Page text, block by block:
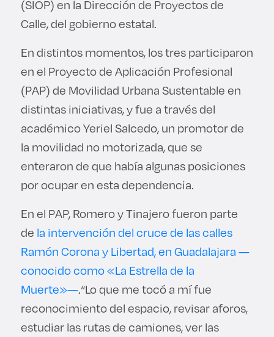
(SIOP) en la Dirección de Proyectos de
Calle, del gobierno estatal.
En distintos momentos, los tres participaron
en el Proyecto de Aplicación Profesional
(PAP) de Movilidad Urbana Sustentable en
distintas iniciativas, y fue a través del
académico Yeriel Salcedo, un promotor de
la movilidad no motorizada, que se
enteraron de que había algunas posiciones
por ocupar en esta dependencia.
En el PAP, Romero y Tinajero fueron parte
de la intervención del cruce de las calles
Ramón Corona y Libertad, en Guadalajara —
conocido como «La Estrella de la
Muerte»—.“Lo que me tocó a mí fue
reconocimiento del espacio, revisar aforos,
estudiar las rutas de camiones, ver las